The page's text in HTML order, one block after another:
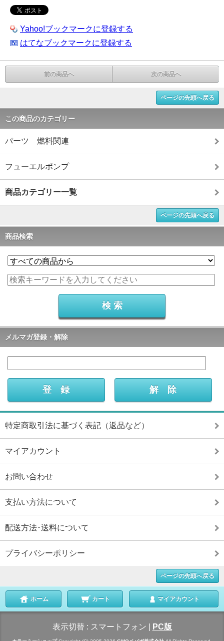
Yahoo!ブックマークに登録する
はてなブックマークに登録する
前の商品へ 次の商品へ
ページの先頭へ戻る
この商品のカテゴリー
パーツ 燃料関連
フューエルポンプ
商品カテゴリー一覧
ページの先頭へ戻る
商品検索
メルマガ登録・解除
特定商取引法に基づく表記（返品など）
マイアカウント
お問い合わせ
支払い方法について
配送方法･送料について
プライバシーポリシー
ページの先頭へ戻る
ホーム カート マイアカウント
表示切替 : スマートフォン PC版